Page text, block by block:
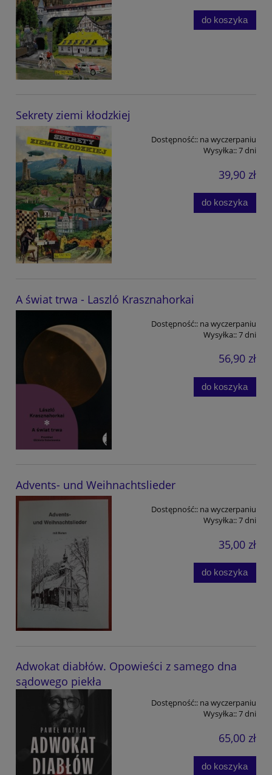
do koszyka
Sekrety ziemi kłodzkiej
Dostępność:: na wyczerpaniu
Wysyłka::7 dni
39,90 zł
do koszyka
A świat trwa - Laszló Krasznahorkai
Dostępność:: na wyczerpaniu
Wysyłka::7 dni
56,90 zł
do koszyka
Advents- und Weihnachtslieder
Dostępność:: na wyczerpaniu
Wysyłka::7 dni
35,00 zł
do koszyka
Adwokat diabłów. Opowieści z samego dna
sądowego piekła
Dostępność:: na wyczerpaniu
Wysyłka::7 dni
65,00 zł
do koszyka